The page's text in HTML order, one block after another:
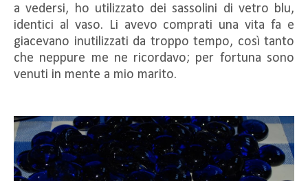
a vedersi, ho utilizzato dei sassolini di vetro blu,
identici al vaso. Li avevo comprati una vita fa e
giacevano inutilizzati da troppo tempo, così tanto
che neppure me ne ricordavo; per fortuna sono
venuti in mente a mio marito.